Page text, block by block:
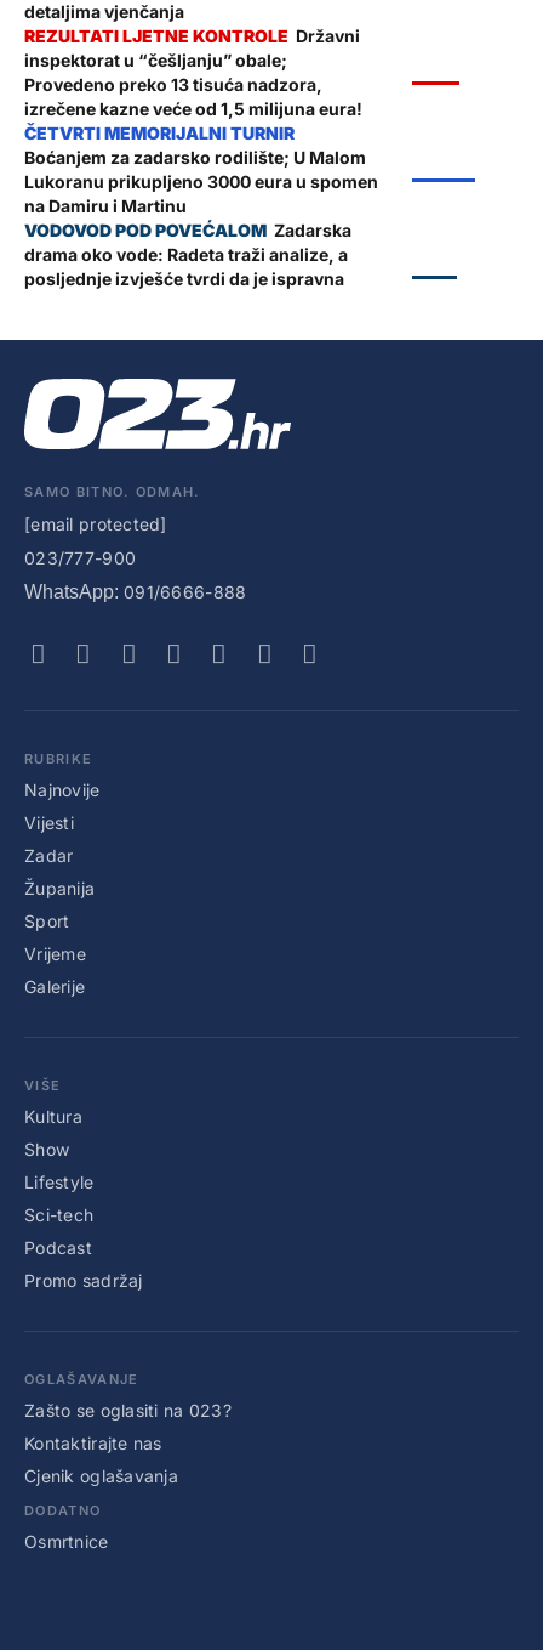
detaljima vjenčanja
Državni
inspektorat u “češljanju” obale;
Provedeno preko 13 tisuća nadzora,
izrečene kazne veće od 1,5 milijuna eura!
Boćanjem za zadarsko rodilište; U Malom
Lukoranu prikupljeno 3000 eura u spomen
na Damiru i Martinu
Zadarska
drama oko vode: Radeta traži analize, a
posljednje izvješće tvrdi da je ispravna
SAMO BITNO. ODMAH.
[email protected]
023/777-900
WhatsApp: 091/6666-888
RUBRIKE
Najnovije
Vijesti
Zadar
Županija
Sport
Vrijeme
Galerije
VIŠE
Kultura
Show
Lifestyle
Sci-tech
Podcast
Promo sadržaj
OGLAŠAVANJE
Zašto se oglasiti na 023?
Kontaktirajte nas
Cjenik oglašavanja
DODATNO
Osmrtnice